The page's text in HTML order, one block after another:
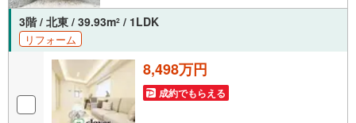
3階 / 北東 / 39.93m2 / 1LDK
リフォーム
8,498万円
成約でもらえる